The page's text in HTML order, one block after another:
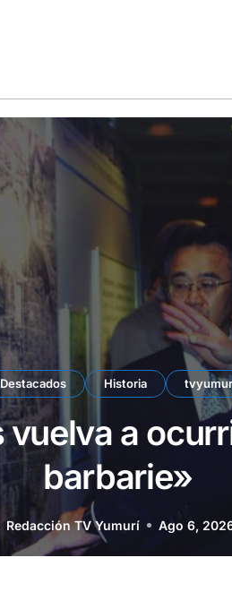
Matanzas Salud
en
de una
Redacción TV Yumurí Ago 6,